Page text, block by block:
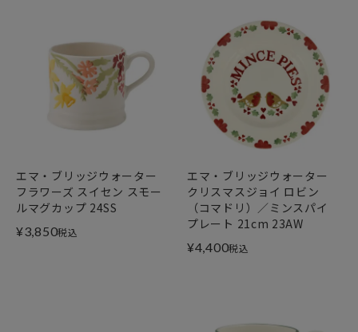
エマ・ブリッジウォーター
フラワーズ スイセン スモー
ルマグカップ 24SS
¥3,850税込
エマ・ブリッジウォーター
クリスマスジョイ ロビン
（コマドリ）／ミンスパイ
プレート 21cm 23AW
¥4,400税込